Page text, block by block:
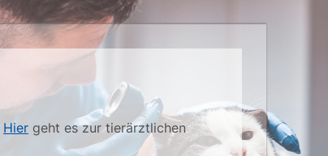
Hier geht es zur tierärztlichen